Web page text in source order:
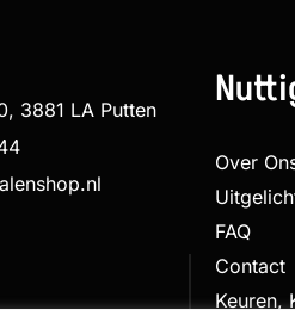
3881 LA Putten
Over
FAQ
Contact
Keuren,